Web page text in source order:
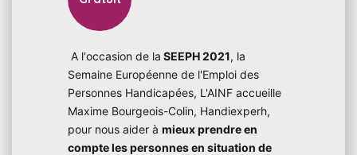
A l'occasion de la SEEPH 2021, la
Semaine Européenne de l'Emploi des
Personnes Handicapées, L'AINF accueille
Maxime Bourgeois-Colin, Handiexperh,
pour nous aider à mieux prendre en
compte les personnes en situation de